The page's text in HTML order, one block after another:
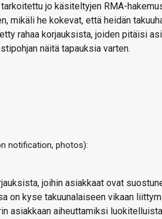
jo käsiteltyjen RMA-
mikäli he kokevat, että heidän
rahaa korjauksista, joiden pitäisi
näitä tapauksia varten.
notification, photos):
joihin asiakkaat ovat
on kyse takuunalaiseen vikaan
asiakkaan aiheuttamiksi